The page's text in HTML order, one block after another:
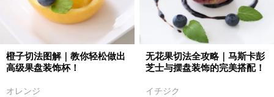
橙子切法图解｜教你轻松做出
高级果盘装饰杯！
オレンジ
无花果切法全攻略｜马斯卡彭
芝士与摆盘装饰的完美搭配！
イチジク